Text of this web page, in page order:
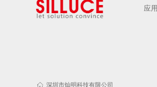
应用
ꀇ 深圳市灿明科技有限公司